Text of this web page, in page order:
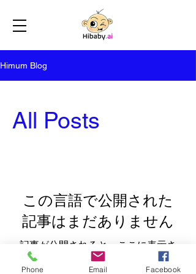
Himum Blog
All Posts
この言語で公開された
記事はまだありません
記事が公開されると、ここに表示さ
れます。
Phone Email Facebook